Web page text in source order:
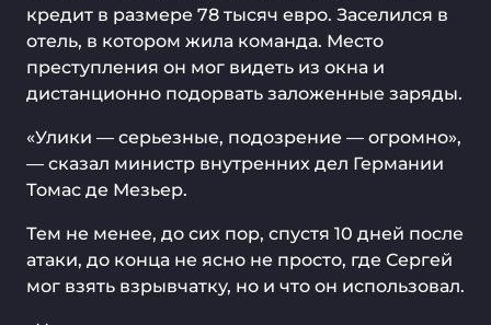
кредит в размере 78 тысяч евро. Заселился в
отель, в котором жила команда. Место
преступления он мог видеть из окна и
дистанционно подорвать заложенные заряды.
«Улики — серьезные, подозрение — огромно»,
— сказал министр внутренних дел Германии
Томас де Мезьер.
Тем не менее, до сих пор, спустя 10 дней после
атаки, до конца не ясно не просто, где Сергей
мог взять взрывчатку, но и что он использовал.